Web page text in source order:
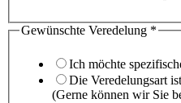
interessiere
Gewünschte Veredelung *
Ich möchte
Die Veredelungsart
(Gerne können wir Sie